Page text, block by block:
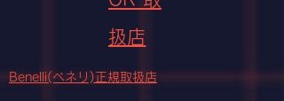
Benelli(ベネリ)正規取扱店
扱店